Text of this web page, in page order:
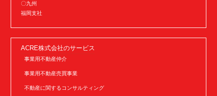
〇九州
福岡支社
ACRE株式会社のサービス
事業用不動産仲介
事業用不動産売買事業
不動産に関するコンサルティング